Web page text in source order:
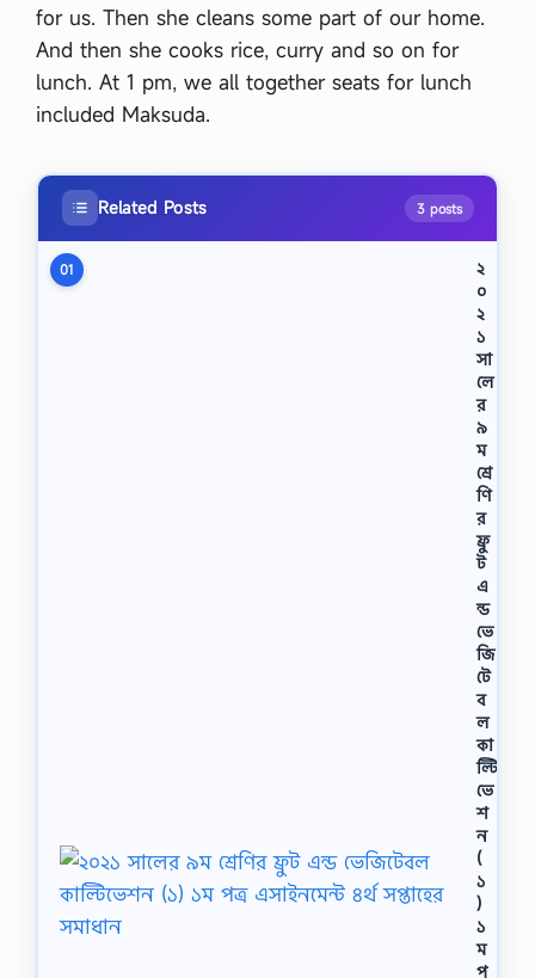
for us. Then she cleans some part of our home.
And then she cooks rice, curry and so on for
lunch. At 1 pm, we all together seats for lunch
included Maksuda.
Related Posts 3 posts
01
২
০
২
১
সা
লে
র
৯
ম
শ্রে
ণি
র
ফ্রু
ট
এ
ন্ড
ভে
জি
টে
ব
ল
কা
ল্টি
ভে
শ
ন
(
১
)
১
ম
প